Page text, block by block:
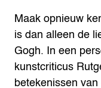
Maak opnieuw
is dan alleen de
Gogh. In een
kunstcriticus
betekenissen